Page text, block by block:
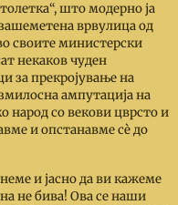
што модерно ја
зашеметена врвулица од
своите министерски
некаков чуден
за прекројување на
ампутација на
народ со векови цврсто и
и опстанавме сѐ до
и јасно да ви кажеме
не бива! Ова се наши